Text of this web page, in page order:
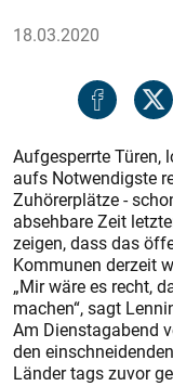
18.03.2020
Aufgesperrte Türen,
aufs Notwendigste
Zuhörerplätze -
absehbare Zeit
zeigen, dass das
Kommunen derzeit
„Mir wäre es recht,
machen“, sagt
Am Dienstagabend
den
Länder tags zuvor